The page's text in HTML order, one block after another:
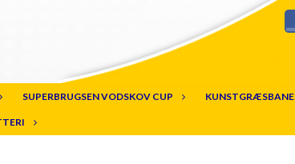
SUPERBRUGSEN VODSKOV CUP KUNSTGRÆSBANE